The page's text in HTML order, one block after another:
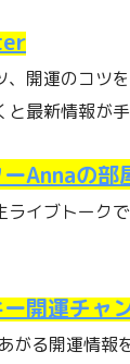
、開運のコ
最新情報が手
Annaの
ライブトーク
開運チャ
がる開運情報